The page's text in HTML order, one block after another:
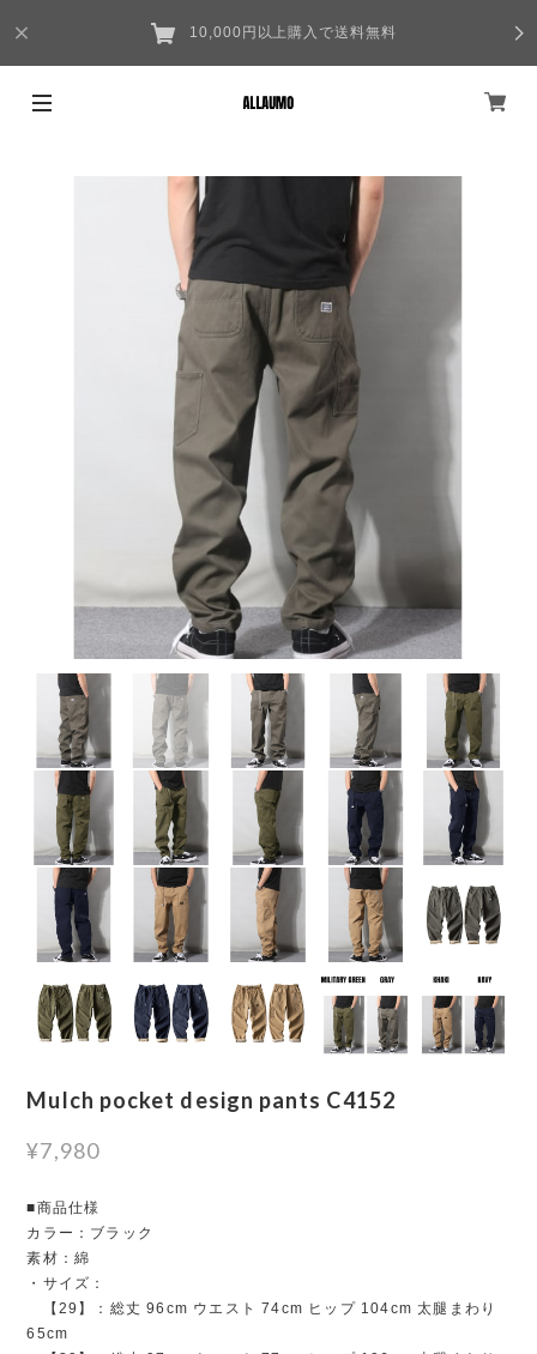
10,000円以上購入で送料無料
Mulch pocket design pants C4152
¥7,980
■商品仕様
カラー：ブラック
素材：綿
・サイズ：
【29】：総丈 96cm ウエスト 74cm ヒップ 104cm 太腿まわり
65cm